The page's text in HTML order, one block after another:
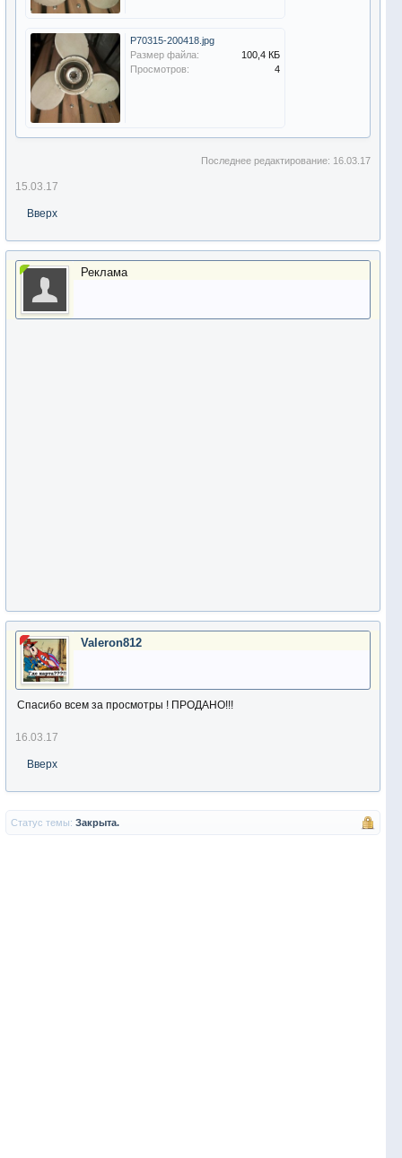
P70315-200418.jpg
Размер файла:
100,4 КБ
Просмотров:
4
Последнее редактирование: 16.03.17
15.03.17
Вверх
Реклама
Valeron812
Спасибо всем за просмотры ! ПРОДАНО!!!
16.03.17
Вверх
Статус темы: Закрыта.